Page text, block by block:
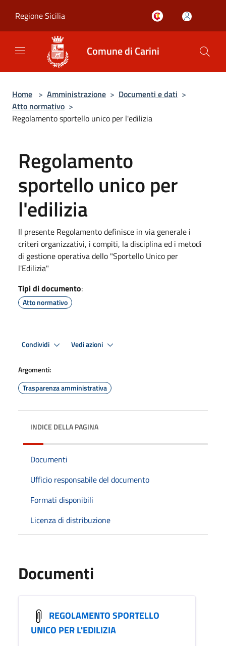
Regione Sicilia
Comune di Carini
Home > Amministrazione > Documenti e dati >
Atto normativo >
Regolamento sportello unico per l'edilizia
Regolamento
sportello unico per
l'edilizia
Il presente Regolamento definisce in via generale i
criteri organizzativi, i compiti, la disciplina ed i metodi
di gestione operativa dello "Sportello Unico per
l'Edilizia"
Tipi di documento:
Atto normativo
Condividi Vedi azioni
Argomenti:
Trasparenza amministrativa
INDICE DELLA PAGINA
Documenti
Ufficio responsabile del documento
Formati disponibili
Licenza di distribuzione
Documenti
REGOLAMENTO SPORTELLO
UNICO PER L'EDILIZIA